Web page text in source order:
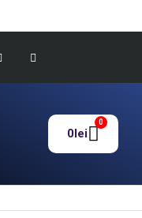
0lei
0